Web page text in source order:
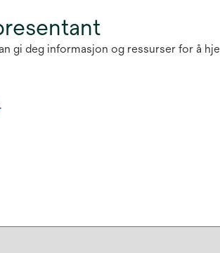
gi deg informasjon og ressurser for å
.